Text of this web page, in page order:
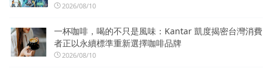
2026/08/10
一杯咖啡，喝的不只是風味：Kantar 凱度揭密台灣消費
者正以永續標準重新選擇咖啡品牌
2026/08/10